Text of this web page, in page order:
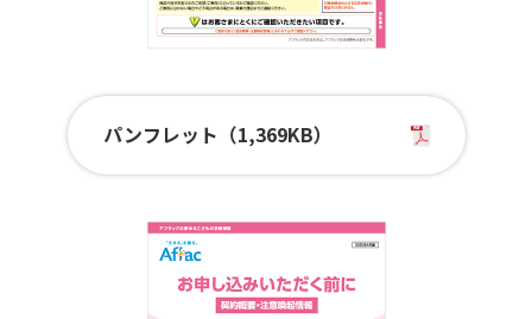
パンフレット（1,369KB）